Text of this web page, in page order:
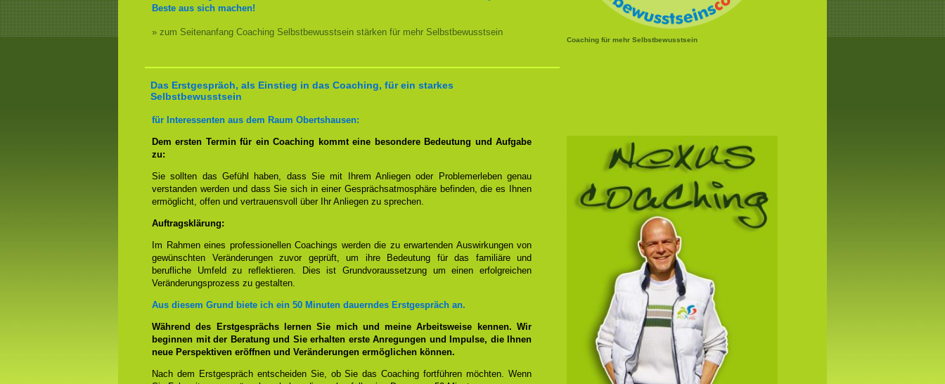
Coaching für mehr Selbstbewusstsein
Beste aus sich machen!
» zum Seitenanfang Coaching Selbstbewusstsein stärken für mehr Selbstbewusstsein
Das Erstgespräch, als Einstieg in das Coaching, für ein starkes
Selbstbewusstsein
für Interessenten aus dem Raum Obertshausen:
Dem ersten Termin für ein Coaching kommt eine besondere Bedeutung und Aufgabe
zu:
Sie sollten das Gefühl haben, dass Sie mit Ihrem Anliegen oder Problemerleben genau
verstanden werden und dass Sie sich in einer Gesprächsatmosphäre befinden, die es Ihnen
ermöglicht, offen und vertrauensvoll über Ihr Anliegen zu sprechen.
Auftragsklärung:
Im Rahmen eines professionellen Coachings werden die zu erwartenden Auswirkungen von
gewünschten Veränderungen zuvor geprüft, um ihre Bedeutung für das familiäre und
berufliche Umfeld zu reflektieren. Dies ist Grundvoraussetzung um einen erfolgreichen
Veränderungsprozess zu gestalten.
Aus diesem Grund biete ich ein 50 Minuten dauerndes Erstgespräch an.
Während des Erstgesprächs lernen Sie mich und meine Arbeitsweise kennen. Wir
beginnen mit der Beratung und Sie erhalten erste Anregungen und Impulse, die Ihnen
neue Perspektiven eröffnen und Veränderungen ermöglichen können.
Nach dem Erstgespräch entscheiden Sie, ob Sie das Coaching fortführen möchten. Wenn